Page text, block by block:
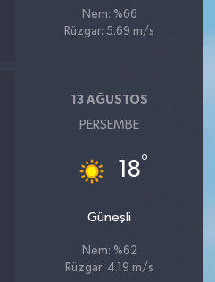
Nem: %66
Rüzgar: 5.69 m/s
13 AĞUSTOS
PERŞEMBE
18°
Güneşli
Nem: %62
Rüzgar: 4.19 m/s